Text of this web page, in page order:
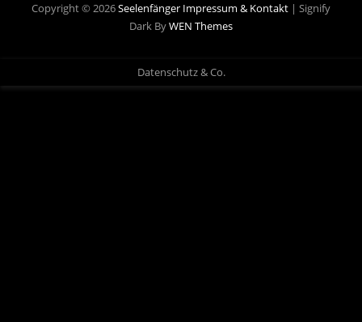
Copyright © 2026Seelenfänger Impressum & Kontakt | Signify
Dark ByWEN Themes
Datenschutz & Co.